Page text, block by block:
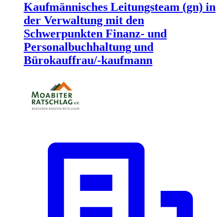
Kaufmännisches Leitungsteam (gn) in
der Verwaltung mit den
Schwerpunkten Finanz- und
Personalbuchhaltung und
Bürokauffrau/-kaufmann